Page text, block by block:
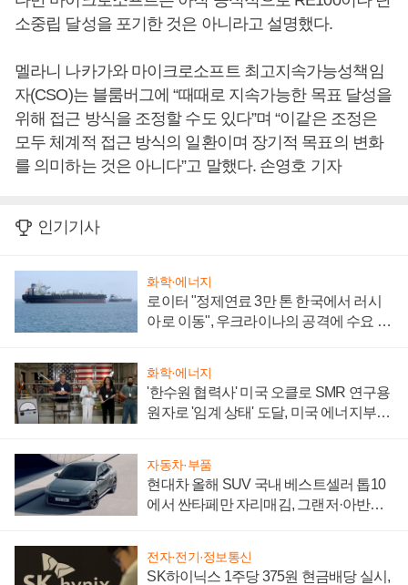
소중립 달성을 포기한 것은 아니라고 설명했다.
멜라니 나카가와 마이크로소프트 최고지속가능성책임
자(CSO)는 블룸버그에 “때때로 지속가능한 목표 달성을
위해 접근 방식을 조정할 수도 있다”며 “이같은 조정은
모두 체계적 접근 방식의 일환이며 장기적 목표의 변화
를 의미하는 것은 아니다”고 말했다. 손영호 기자
인기기사
화학·에너지
로이터 "정제연료 3만 톤 한국에서 러시
아로 이동", 우크라이나의 공격에 수요 늘
화학·에너지
'한수원 협력사' 미국 오클로 SMR 연구용
원자로 '임계 상태' 도달, 미국 에너지부
자동차·부품
현대차 올해 SUV 국내 베스트셀러 톱10
에서 싼타페만 자리매김, 그랜저·아반떼
전자·전기·정보통신
SK하이닉스 1주당 375원 현금배당 실시,